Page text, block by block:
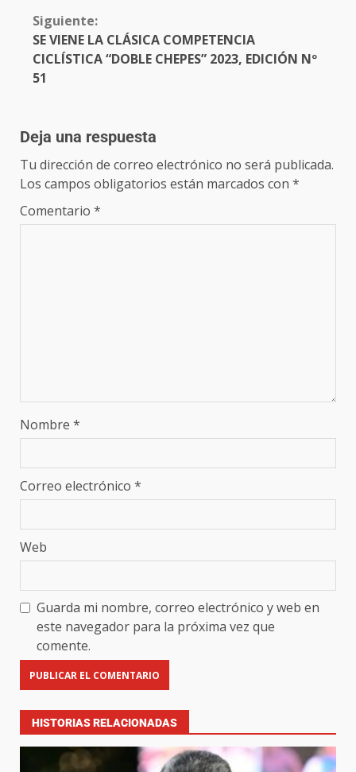
Siguiente:
SE VIENE LA CLÁSICA COMPETENCIA
CICLÍSTICA “DOBLE CHEPES” 2023, EDICIÓN Nº
51
Deja una respuesta
Tu dirección de correo electrónico no será publicada.
Los campos obligatorios están marcados con *
Comentario *
Nombre *
Correo electrónico *
Web
Guarda mi nombre, correo electrónico y web en
este navegador para la próxima vez que
comente.
HISTORIAS RELACIONADAS